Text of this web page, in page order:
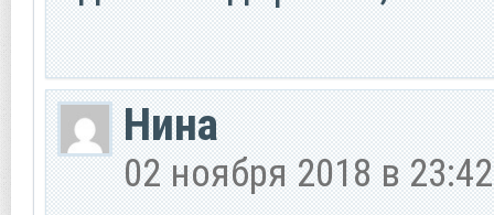
Нина
02 ноября 2018 в 23:42